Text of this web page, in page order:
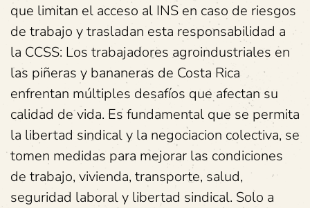
que limitan el acceso al INS en caso de riesgos
de trabajo y trasladan esta responsabilidad a
la CCSS: Los trabajadores agroindustriales en
las piñeras y bananeras de Costa Rica
enfrentan múltiples desafíos que afectan su
calidad de vida. Es fundamental que se permita
la libertad sindical y la negociacion colectiva, se
tomen medidas para mejorar las condiciones
de trabajo, vivienda, transporte, salud,
seguridad laboral y libertad sindical. Solo a